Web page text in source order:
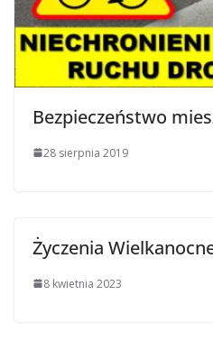
Bezpieczeństwo
28 sierpnia 2019
Życzenia
8 kwietnia 2023